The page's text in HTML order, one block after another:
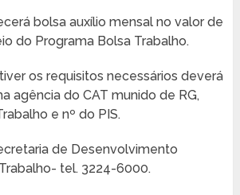
bolsa auxílio mensal no valor de
do Programa Bolsa Trabalho.
os requisitos necessários deverá
agência do CAT munido de RG,
e nº do PIS.
de Desenvolvimento
tel. 3224-6000.